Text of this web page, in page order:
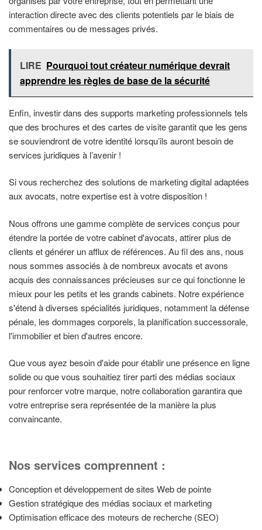
interaction directe avec des clients potentiels par le biais de
commentaires ou de messages privés.
LIRE Pourquoi tout créateur numérique devrait
apprendre les règles de base de la sécurité
Enfin, investir dans des supports marketing professionnels tels
que des brochures et des cartes de visite garantit que les gens
se souviendront de votre identité lorsqu’ils auront besoin de
services juridiques à l’avenir !
Si vous recherchez des solutions de marketing digital adaptées
aux avocats, notre expertise est à votre disposition !
Nous offrons une gamme complète de services conçus pour
étendre la portée de votre cabinet d'avocats, attirer plus de
clients et générer un afflux de références. Au fil des ans, nous
nous sommes associés à de nombreux avocats et avons
acquis des connaissances précieuses sur ce qui fonctionne le
mieux pour les petits et les grands cabinets. Notre expérience
s'étend à diverses spécialités juridiques, notamment la défense
pénale, les dommages corporels, la planification successorale,
l'immobilier et bien d'autres encore.
Que vous ayez besoin d'aide pour établir une présence en ligne
solide ou que vous souhaitiez tirer parti des médias sociaux
pour renforcer votre marque, notre collaboration garantira que
votre entreprise sera représentée de la manière la plus
convaincante.
Nos services comprennent :
Conception et développement de sites Web de pointe
Gestion stratégique des médias sociaux et marketing
Optimisation efficace des moteurs de recherche (SEO)